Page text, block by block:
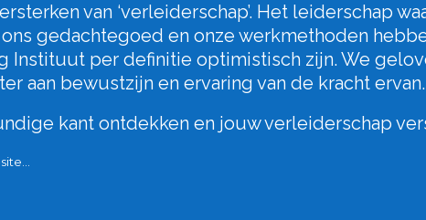
van ‘verleiderschap’. Het leiderschap
gedachtegoed en onze werkmethoden
Instituut per definitie optimistisch zijn. We
aan bewustzijn en ervaring van de kracht ervan.
kant ontdekken en jouw verleiderschap